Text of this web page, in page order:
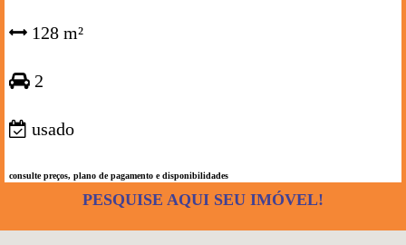
128 m²
2
usado
consulte preços, plano de pagamento e disponibilidades
PESQUISE AQUI SEU IMÓVEL!